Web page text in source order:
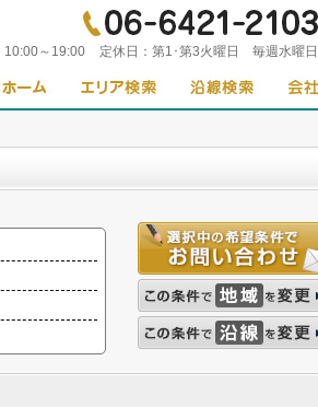
10:00～19:00 定休日： 第1･第3火曜日 毎週水曜日